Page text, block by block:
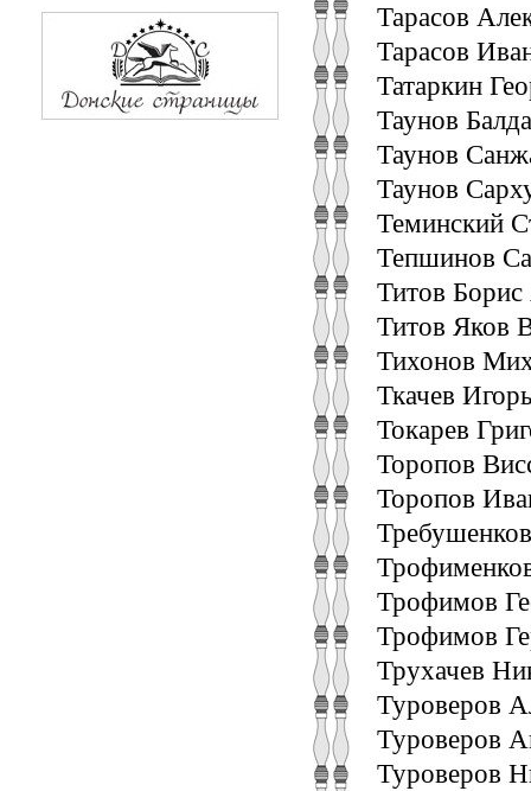
Тарасов
Тарасов
Татаркин
Таунов
Таунов
Таунов
Теминский
Тепшинов
Титов Борис
Титов Яков
Тихонов
Ткачев
Токарев
Торопов
Торопов
Трофимов
Трофимов
Трухачев
Туроверов
Туроверов
Туроверов